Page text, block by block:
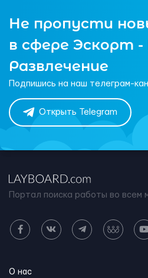
Не пропусти
в сфере Эскорт
Развлечение
Подпишись на наш телеграм-
Открыть Telegram
Портал поиска работы во всем
О нас